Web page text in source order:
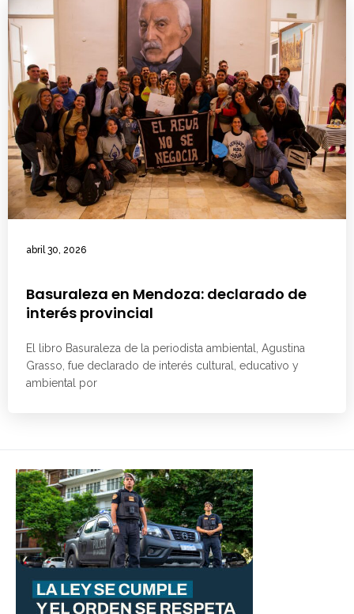
abril 30, 2026
Basuraleza en Mendoza: declarado de
interés provincial
El libro Basuraleza de la periodista ambiental, Agustina
Grasso, fue declarado de interés cultural, educativo y
ambiental por